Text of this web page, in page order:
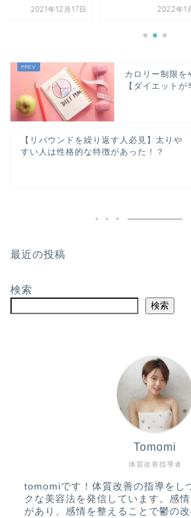
2021年12月17日 2022年1
カロリー制限を
【ダイエット
【リバウンドを繰り返す人必見】太りや
すい人は性格的な特徴があった！？
最近の投稿
検索
検索
体質改善指導者
Tomomi
tomomiです！体質改善の指導をし
クな美容法を発信しています。感
があり、感情を整えることで鬱の